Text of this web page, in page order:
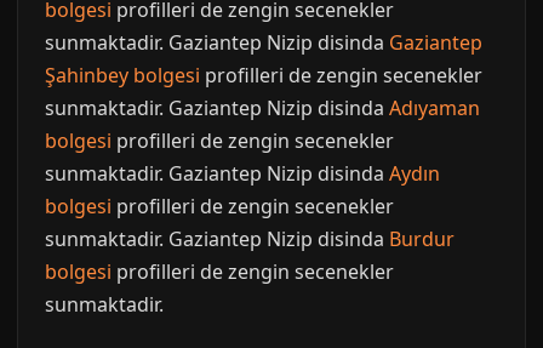
bolgesi profilleri de zengin secenekler
sunmaktadir. Gaziantep Nizip disinda Gaziantep
Şahinbey bolgesi profilleri de zengin secenekler
sunmaktadir. Gaziantep Nizip disinda Adıyaman
bolgesi profilleri de zengin secenekler
sunmaktadir. Gaziantep Nizip disinda Aydın
bolgesi profilleri de zengin secenekler
sunmaktadir. Gaziantep Nizip disinda Burdur
bolgesi profilleri de zengin secenekler
sunmaktadir.